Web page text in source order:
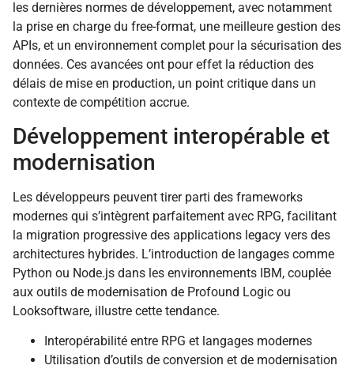
les dernières normes de développement, avec notamment
la prise en charge du free-format, une meilleure gestion des
APIs, et un environnement complet pour la sécurisation des
données. Ces avancées ont pour effet la réduction des
délais de mise en production, un point critique dans un
contexte de compétition accrue.
Développement interopérable et
modernisation
Les développeurs peuvent tirer parti des frameworks
modernes qui s’intègrent parfaitement avec RPG, facilitant
la migration progressive des applications legacy vers des
architectures hybrides. L’introduction de langages comme
Python ou Node.js dans les environnements IBM, couplée
aux outils de modernisation de Profound Logic ou
Looksoftware, illustre cette tendance.
Interopérabilité entre RPG et langages modernes
Utilisation d’outils de conversion et de modernisation